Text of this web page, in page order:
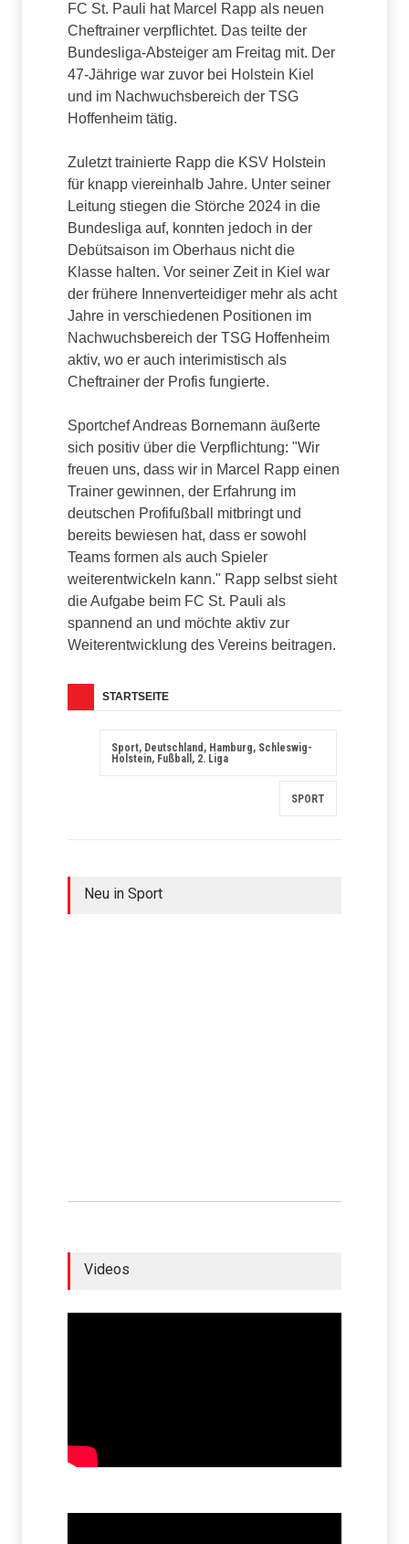
FC St. Pauli hat Marcel Rapp als neuen
Cheftrainer verpflichtet. Das teilte der
Bundesliga-Absteiger am Freitag mit. Der
47-Jährige war zuvor bei Holstein Kiel
und im Nachwuchsbereich der TSG
Hoffenheim tätig.
Zuletzt trainierte Rapp die KSV Holstein
für knapp viereinhalb Jahre. Unter seiner
Leitung stiegen die Störche 2024 in die
Bundesliga auf, konnten jedoch in der
Debütsaison im Oberhaus nicht die
Klasse halten. Vor seiner Zeit in Kiel war
der frühere Innenverteidiger mehr als acht
Jahre in verschiedenen Positionen im
Nachwuchsbereich der TSG Hoffenheim
aktiv, wo er auch interimistisch als
Cheftrainer der Profis fungierte.
Sportchef Andreas Bornemann äußerte
sich positiv über die Verpflichtung: "Wir
freuen uns, dass wir in Marcel Rapp einen
Trainer gewinnen, der Erfahrung im
deutschen Profifußball mitbringt und
bereits bewiesen hat, dass er sowohl
Teams formen als auch Spieler
weiterentwickeln kann." Rapp selbst sieht
die Aufgabe beim FC St. Pauli als
spannend an und möchte aktiv zur
Weiterentwicklung des Vereins beitragen.
STARTSEITE
Sport, Deutschland, Hamburg, Schleswig-
Holstein, Fußball, 2. Liga
SPORT
Neu in Sport
Videos